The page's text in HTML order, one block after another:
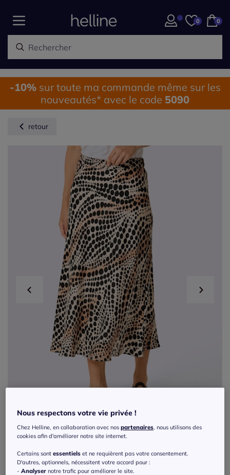
0 0
-10%sur toute ma commande même sur les
nouveautés* avec le code 5090
retour
Jupe évasée en soie et viscose avec
imprimé graphique
Nous respectons votre vie privée !
Chez Helline, en collaboration avec nospartenaires , nous utilisons des
cookies afin d'améliorer notre site internet.
Certains sontessentiels et ne requièrent pas votre consentement.
D'autres, optionnels, nécessitent votre accord pour :
-Analyser notre trafic pour améliorer le site.